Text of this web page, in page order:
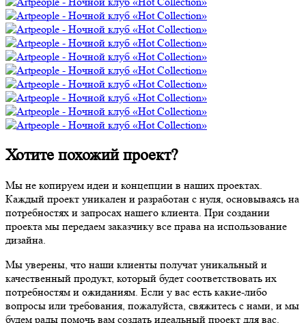
Хотите похожий проект?
Мы не копируем идеи и концепции в наших проектах.
Каждый проект уникален и разработан с нуля, основываясь на
потребностях и запросах нашего клиента. При создании
проекта мы передаем заказчику все права на использование
дизайна.
Мы уверены, что наши клиенты получат уникальный и
качественный продукт, который будет соответствовать их
потребностям и ожиданиям. Если у вас есть какие-либо
вопросы или требования, пожалуйста, свяжитесь с нами, и мы
будем рады помочь вам создать идеальный проект для вас.